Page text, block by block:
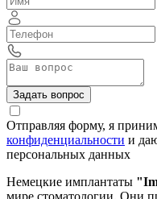
Задать вопрос
Отправляя форму, я
конфиденциальности и
персональных данных
Немецкие имплантаты
мире стоматологии. Они